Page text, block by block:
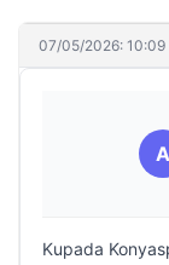
07/05/2026: 10:09
A
Kupada